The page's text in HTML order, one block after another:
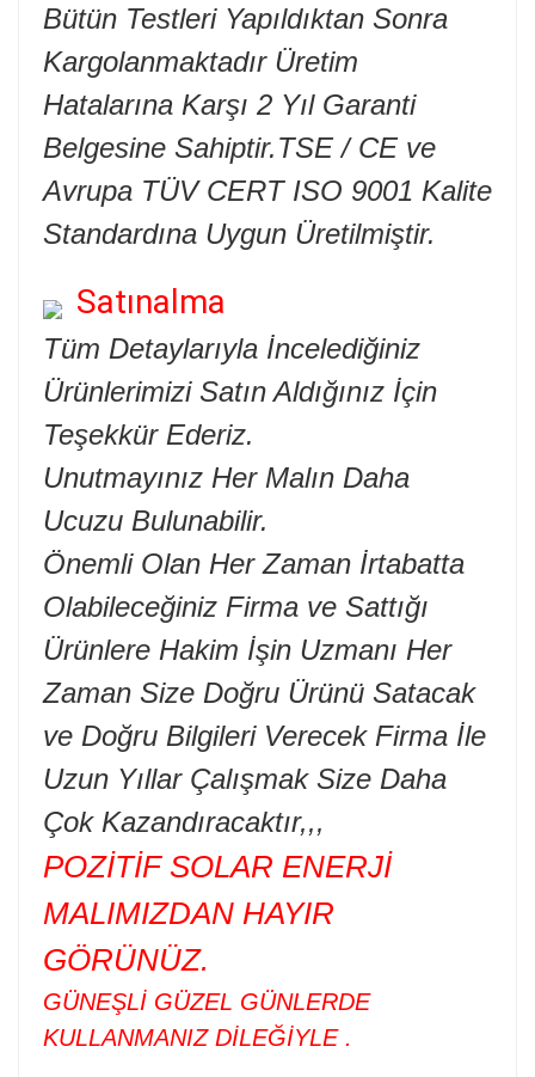
Bütün Testleri Yapıldıktan Sonra
Kargolanmaktadır Üretim
Hatalarına Karşı 2 Yıl Garanti
Belgesine Sahiptir.TSE / CE ve
Avrupa TÜV CERT ISO 9001 Kalite
Standardına Uygun Üretilmiştir.
Satınalma
Tüm Detaylarıyla İncelediğiniz
Ürünlerimizi Satın Aldığınız İçin
Teşekkür Ederiz.
Unutmayınız Her Malın Daha
Ucuzu Bulunabilir.
Önemli Olan Her Zaman İrtabatta
Olabileceğiniz Firma ve Sattığı
Ürünlere Hakim İşin Uzmanı Her
Zaman Size Doğru Ürünü Satacak
ve Doğru Bilgileri Verecek Firma İle
Uzun Yıllar Çalışmak Size Daha
Çok Kazandıracaktır,,,
POZİTİF SOLAR ENERJİ
MALIMIZDAN HAYIR
GÖRÜNÜZ.
GÜNEŞLİ GÜZEL GÜNLERDE
KULLANMANIZ DİLEĞİYLE .